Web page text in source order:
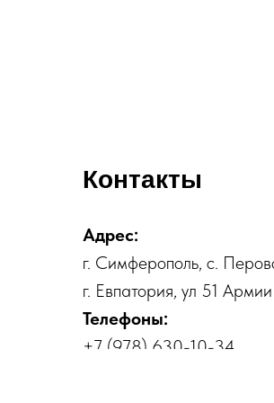
Контакты
Адрес:
г. Симферополь, с.
г. Евпатория, ул 51
Телефоны:
+7 (978) 630-10-34